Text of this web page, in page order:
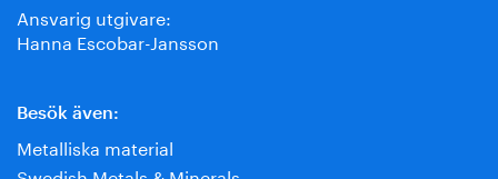
Ansvarig utgivare:
Hanna Escobar-Jansson
Besök även:
Metalliska material